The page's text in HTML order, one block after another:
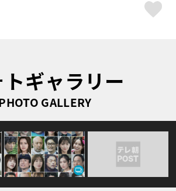
トギャラリー
GALLERY